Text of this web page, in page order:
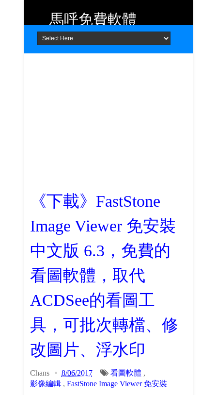
Home About Contact
馬呼免費軟體
提供 Android、iOS 好用的手機應用
程式及 Windows 免費軟體
《下載》FastStone
Image Viewer 免安裝
中文版 6.3，免費的
看圖軟體，取代
ACDSee的看圖工
具，可批次轉檔、修
改圖片、浮水印
Chans 8/06/2017 看圖軟體 ,
影像編輯, FastStone Image Viewer 免安裝